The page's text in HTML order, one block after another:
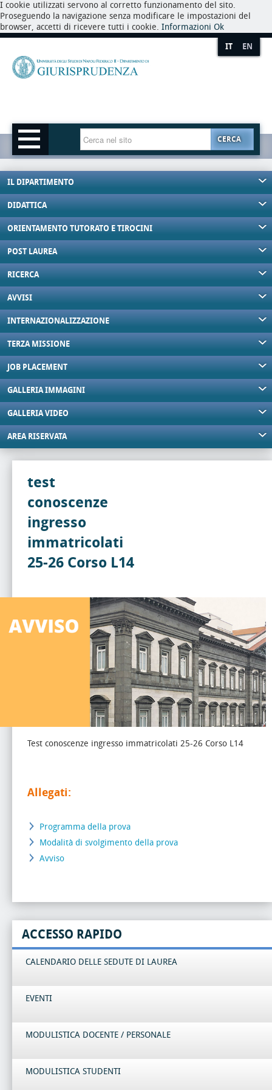
I cookie utilizzati servono al corretto funzionamento del sito.
Proseguendo la navigazione senza modificare le impostazioni del
browser, accetti di ricevere tutti i cookie. Informazioni Ok
IT EN
CERCA
IL DIPARTIMENTO
DIDATTICA
ORIENTAMENTO TUTORATO E TIROCINI
POST LAUREA
RICERCA
AVVISI
INTERNAZIONALIZZAZIONE
TERZA MISSIONE
JOB PLACEMENT
GALLERIA IMMAGINI
GALLERIA VIDEO
AREA RISERVATA
test
conoscenze
ingresso
immatricolati
25-26 Corso L14
Test conoscenze ingresso immatricolati 25-26 Corso L14
Allegati:
Programma della prova
Modalità di svolgimento della prova
Avviso
ACCESSO RAPIDO
CALENDARIO DELLE SEDUTE DI LAUREA
EVENTI
MODULISTICA DOCENTE / PERSONALE
MODULISTICA STUDENTI